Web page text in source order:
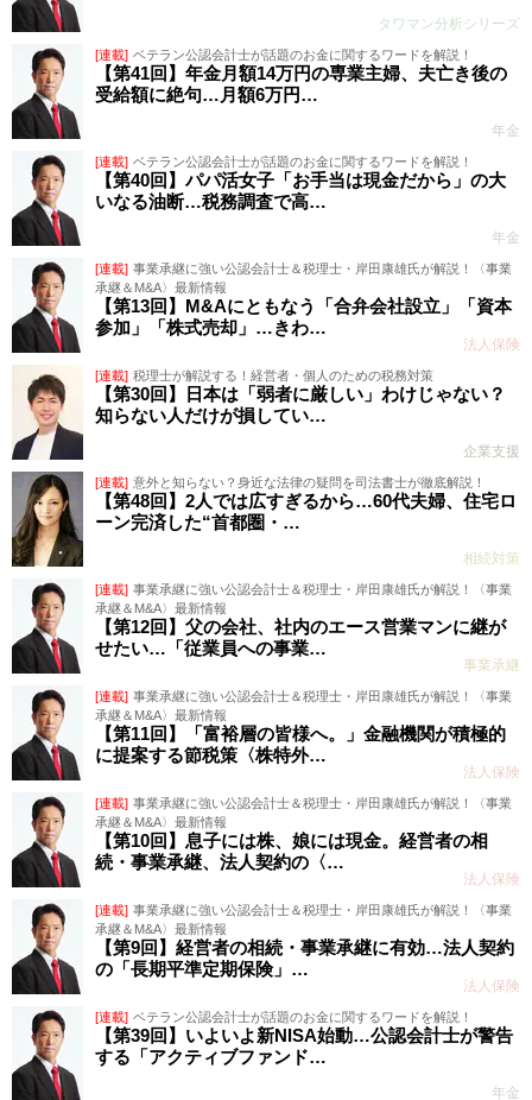
タワマン分析シリーズ
[連載] ベテラン公認会計士が話題のお金に関するワードを解説！
【第41回】年金月額14万円の専業主婦、夫亡き後の
受給額に絶句…月額6万円…
年金
[連載] ベテラン公認会計士が話題のお金に関するワードを解説！
【第40回】パパ活女子「お手当は現金だから」の大
いなる油断…税務調査で高…
年金
[連載] 事業承継に強い公認会計士＆税理士・岸田康雄氏が解説！〈事業
承継＆M&A〉最新情報
【第13回】M&Aにともなう「合弁会社設立」「資本
参加」「株式売却」…きわ…
法人保険
[連載] 税理士が解説する！経営者・個人のための税務対策
【第30回】日本は「弱者に厳しい」わけじゃない？
知らない人だけが損してい…
企業支援
[連載] 意外と知らない？身近な法律の疑問を司法書士が徹底解説！
【第48回】2人では広すぎるから…60代夫婦、住宅ロ
ーン完済した“首都圏・…
相続対策
[連載] 事業承継に強い公認会計士＆税理士・岸田康雄氏が解説！〈事業
承継＆M&A〉最新情報
【第12回】父の会社、社内のエース営業マンに継が
せたい…「従業員への事業…
事業承継
[連載] 事業承継に強い公認会計士＆税理士・岸田康雄氏が解説！〈事業
承継＆M&A〉最新情報
【第11回】「富裕層の皆様へ。」金融機関が積極的
に提案する節税策〈株特外…
法人保険
[連載] 事業承継に強い公認会計士＆税理士・岸田康雄氏が解説！〈事業
承継＆M&A〉最新情報
【第10回】息子には株、娘には現金。経営者の相
続・事業承継、法人契約の〈…
法人保険
[連載] 事業承継に強い公認会計士＆税理士・岸田康雄氏が解説！〈事業
承継＆M&A〉最新情報
【第9回】経営者の相続・事業承継に有効…法人契約
の「長期平準定期保険」…
法人保険
[連載] ベテラン公認会計士が話題のお金に関するワードを解説！
【第39回】いよいよ新NISA始動…公認会計士が警告
する「アクティブファンド…
年金